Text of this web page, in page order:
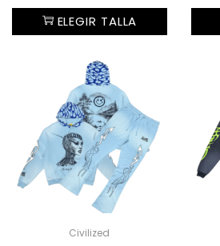
ELEGIR TALLA
Civilized